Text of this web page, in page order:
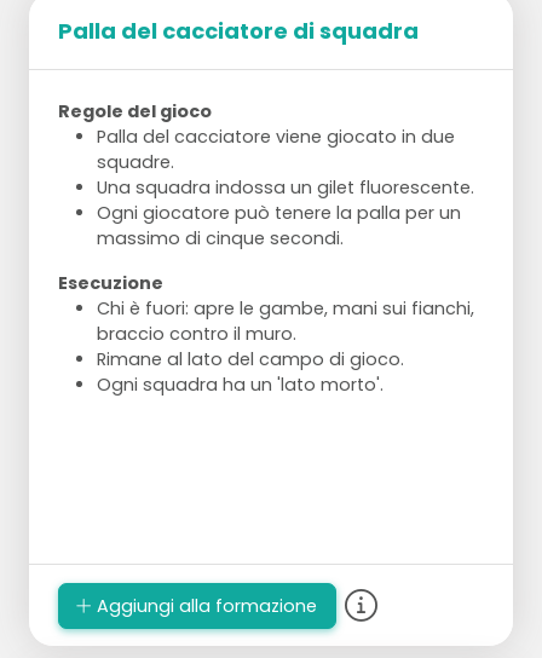
Palla del cacciatore di squadra
Regole del gioco
Palla del cacciatore viene giocato in due
squadre.
Una squadra indossa un gilet fluorescente.
Ogni giocatore può tenere la palla per un
massimo di cinque secondi.
Esecuzione
Chi è fuori: apre le gambe, mani sui fianchi,
braccio contro il muro.
Rimane al lato del campo di gioco.
Ogni squadra ha un 'lato morto'.
Aggiungi alla formazione